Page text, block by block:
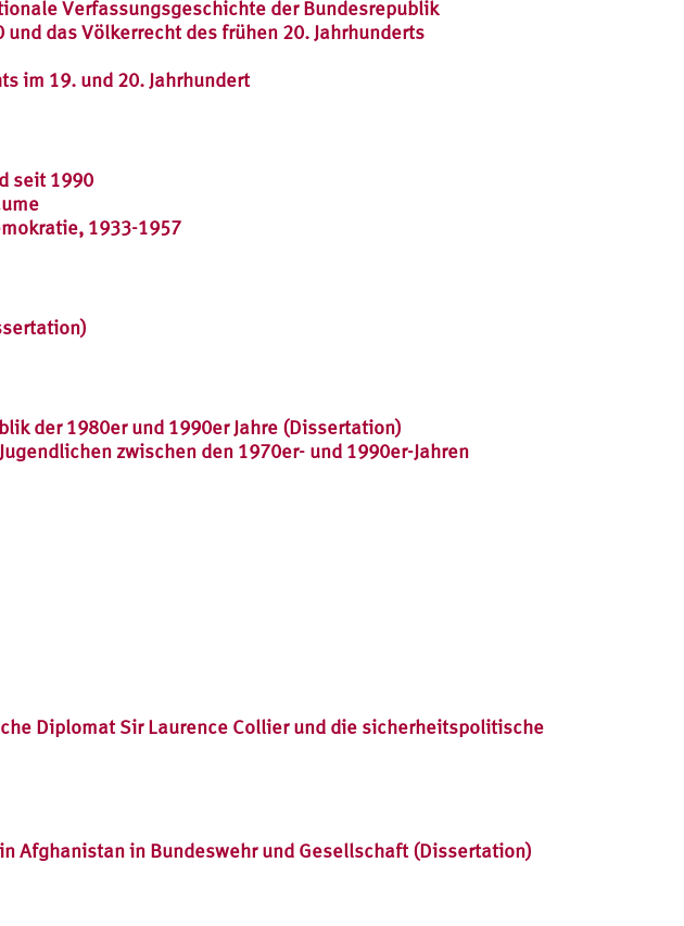
Verfassungsgeschichte der Bundesrepublik
das Völkerrecht des frühen 20. Jahrhunderts
im 19. und 20. Jahrhundert
seit 1990
1933-1957
der 1980er und 1990er Jahre (Dissertation)
zwischen den 1970er- und 1990er-Jahren
Diplomat Sir Laurence Collier und die sicherheitspolitische
Afghanistan in Bundeswehr und Gesellschaft (Dissertation)